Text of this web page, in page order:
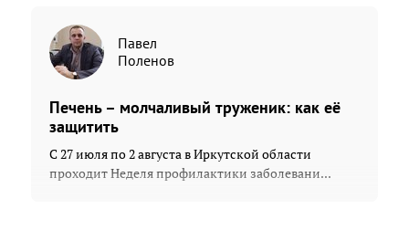
Павел
Поленов
Печень – молчаливый труженик: как её
защитить
С 27 июля по 2 августа в Иркутской области
проходит Неделя профилактики заболевани...